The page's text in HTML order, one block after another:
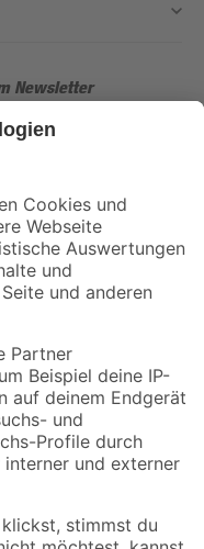
Newsletter
mehr verpassen!